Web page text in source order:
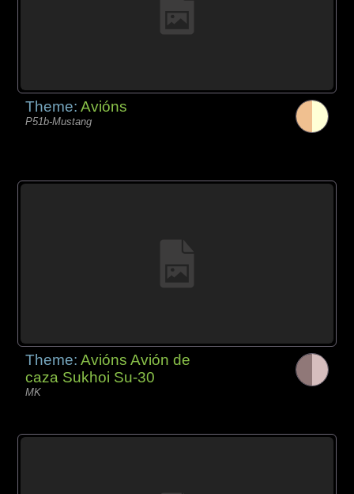
Theme:Avións
P51b-Mustang
Theme:Avións Avión de
caza Sukhoi Su-30
MK